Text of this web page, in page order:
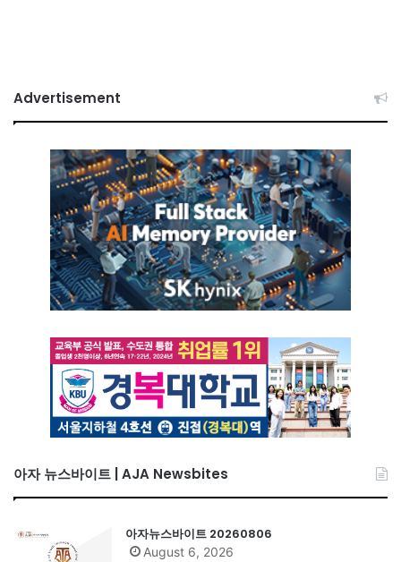
Advertisement
아자 뉴스바이트 | AJA Newsbites
아자뉴스바이트 20260806
August 6, 2026